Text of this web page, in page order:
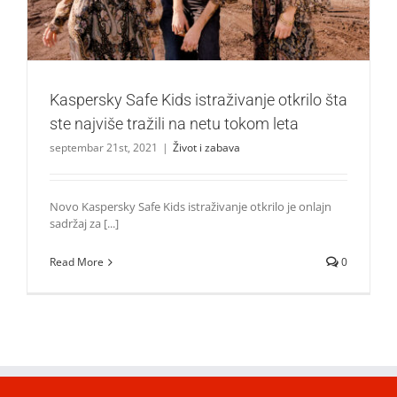
Kaspersky Safe Kids istraživanje otkrilo šta
ste najviše tražili na netu tokom leta
septembar 21st, 2021 | Život i zabava
Novo Kaspersky Safe Kids istraživanje otkrilo je onlajn
sadržaj za [...]
Read More 0